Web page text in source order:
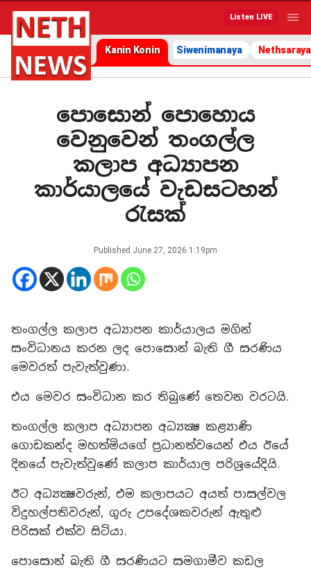
Listen LIVE
Kanin Konin Siwenimanaya Nethsaraya
පොසොන් පොහොය
වෙනුවෙන් තංගල්ල
කලාප අධ්‍යාපන
කාර්යාලයේ වැඩසටහන්
රැසක්
Published June 27, 2026 1:19pm
තංගල්ල කලාප අධ්‍යාපන කාර්යාලය මගින්
සංවිධානය කරන ලද පොසොන් බැති ගී සරණිය
මෙවරත් පැවැත්වුණා.
එය මෙවර සංවිධාන කර තිබුණේ තෙවන වරටයි.
තංගල්ල කලාප අධ්‍යාපන අධ්‍යක්‍ෂ කළ්‍යාණි
ගොඩකන්ද මහත්මියගේ ප්‍රධානත්වයෙන් එය ඊයේ
දිනයේ පැවැත්වුණේ කලාප කාර්යාල පරිශ්‍රයේදියි.
ඊට අධ්‍යක්‍ෂවරුන්, එම කලාපයට අයත් පාසල්වල
විදුහල්පතිවරුන්, ගුරු උපදේශකවරුන් ඇතුළු
පිරිසක් එක්ව සිටියා.
පොසොන් බැති ගී සරණියට සමගාමීව කඩල